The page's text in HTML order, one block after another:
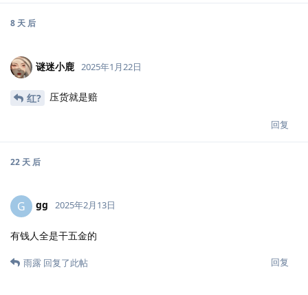
8 天 后
谜迷小鹿 2025年1月22日
红?️ 压货就是赔
回复
22 天 后
G gg 2025年2月13日
有钱人全是干五金的
回复
雨露 回复了此帖